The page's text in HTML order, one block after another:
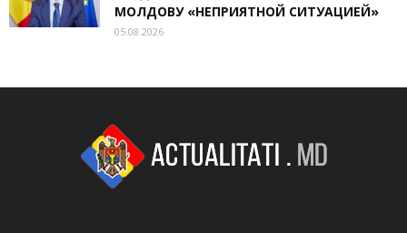
МОЛДОВУ «НЕПРИЯТНОЙ СИТУАЦИЕЙ»
05.08.2026